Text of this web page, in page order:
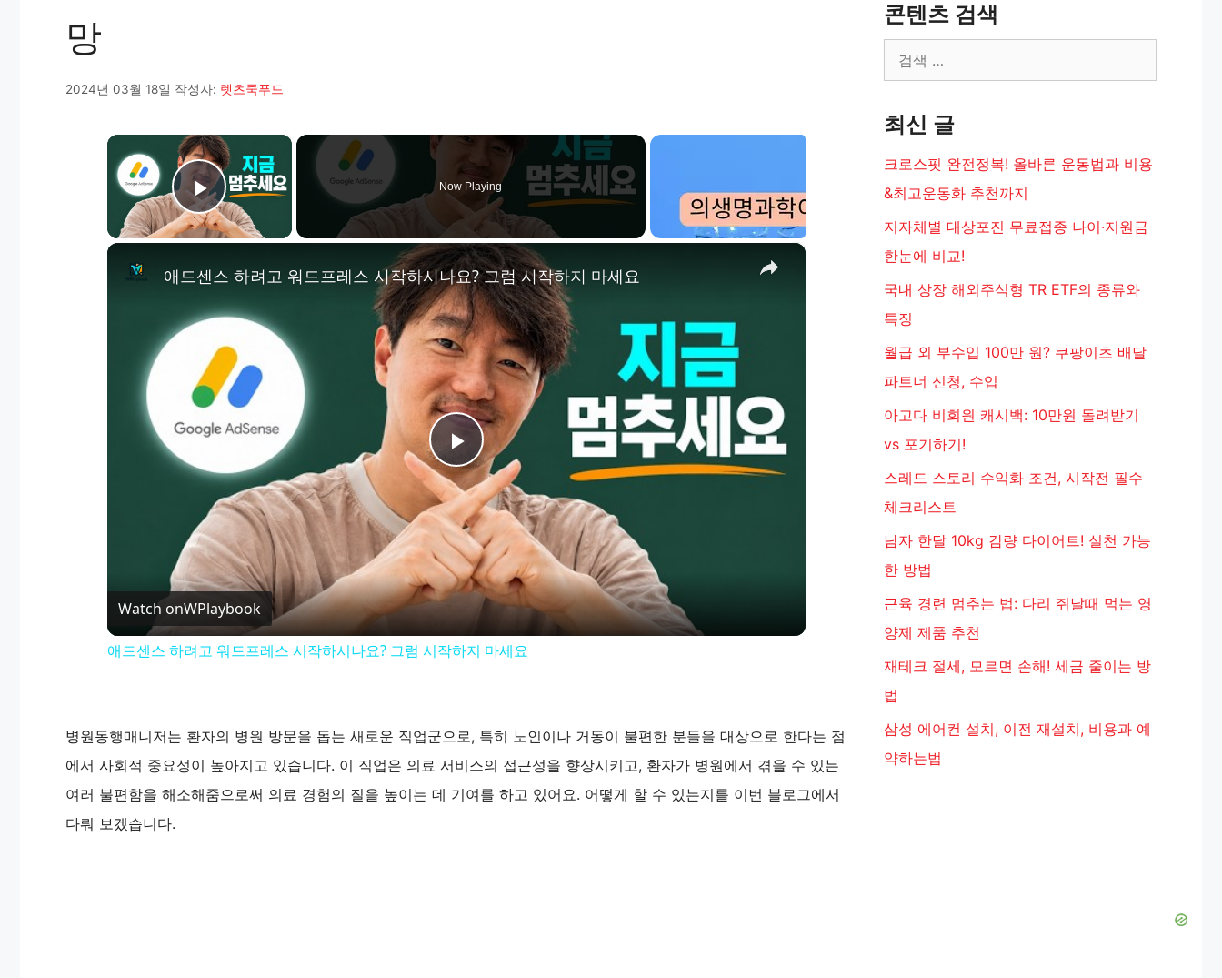
망
2024년 03월 18일 작성자: 렛츠쿡푸드
×
Play Video
Now Playing
×
P
l
a
y
i
d
애드센스 하려고 워드프레스 시작하시나요? 그럼 시작하지 마세요
Watch onWPlaybook
애드센스 하려고 워드프레스 시작하시나요? 그럼 시작하지 마세요
병원동행매니저는 환자의 병원 방문을 돕는 새로운 직업군으로, 특히 노인이나 거동이 불편한 분들을 대상으로 한다는 점
에서 사회적 중요성이 높아지고 있습니다. 이 직업은 의료 서비스의 접근성을 향상시키고, 환자가 병원에서 겪을 수 있는
여러 불편함을 해소해줌으로써 의료 경험의 질을 높이는 데 기여를 하고 있어요. 어떻게 할 수 있는지를 이번 블로그에서
다뤄 보겠습니다.
콘텐츠 검색
색:
최신 글
크로스핏 완전정복! 올바른 운동법과 비용
&최고운동화 추천까지
지자체별 대상포진 무료접종 나이·지원금
한눈에 비교!
국내 상장 해외주식형 TR ETF의 종류와
특징
월급 외 부수입 100만 원? 쿠팡이츠 배달
파트너 신청, 수입
아고다 비회원 캐시백: 10만원 돌려받기
vs 포기하기!
스레드 스토리 수익화 조건, 시작전 필수
체크리스트
남자 한달 10kg 감량 다이어트! 실천 가능
한 방법
근육 경련 멈추는 법: 다리 쥐날때 먹는 영
양제 제품 추천
재테크 절세, 모르면 손해! 세금 줄이는 방
법
삼성 에어컨 설치, 이전 재설치, 비용과 예
약하는법